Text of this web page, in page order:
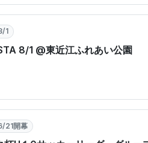
1
8/1 @東近江ふれあい公園
21開幕